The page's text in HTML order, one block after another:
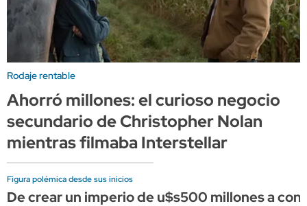
Rodaje rentable
Ahorró millones: el curioso negocio
secundario de Christopher Nolan
mientras filmaba Interstellar
Figura polémica desde sus inicios
De crear un imperio de u$s500 millones a